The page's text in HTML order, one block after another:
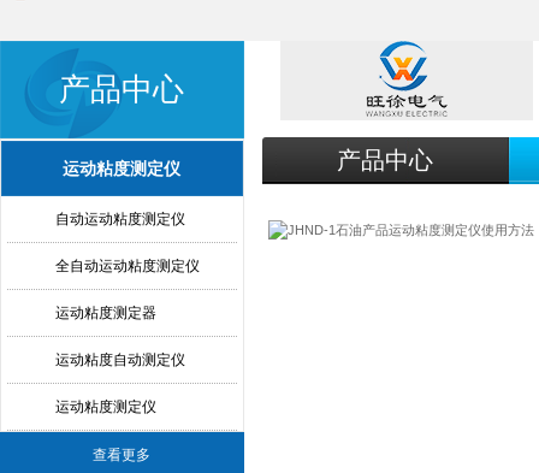
产品中心
运动粘度测定仪
自动运动粘度测定仪
全自动运动粘度测定仪
运动粘度测定器
运动粘度自动测定仪
运动粘度测定仪
查看更多
产品中心